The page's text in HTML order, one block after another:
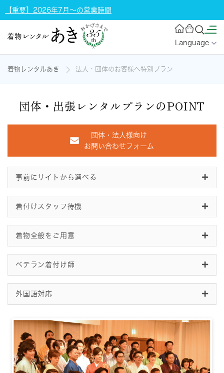
【重要】2026年7月～の営業時間
Language
着物レンタルあき 法人・団体のお客様へ特別プラン
団体・出張レンタルプランのPOINT
団体・法人様向け
お問い合わせフォーム
事前にサイトから選べる
着付けスタッフ待機
着物全般をご用意
ベテラン着付け師
外国語対応